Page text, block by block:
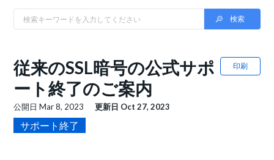
印刷
従来のSSL暗号の公式サポ
ート終了のご案内
公開日Mar 8, 2023 更新日 Oct 27, 2023
サポート終了